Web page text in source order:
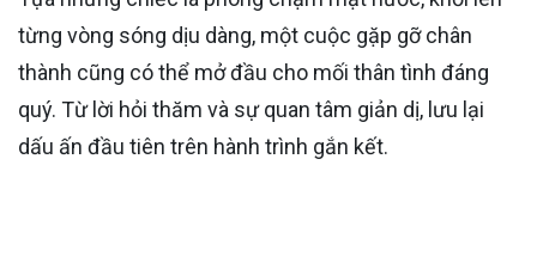
từng vòng sóng dịu dàng, một cuộc gặp gỡ chân
thành cũng có thể mở đầu cho mối thân tình đáng
quý. Từ lời hỏi thăm và sự quan tâm giản dị, lưu lại
dấu ấn đầu tiên trên hành trình gắn kết.